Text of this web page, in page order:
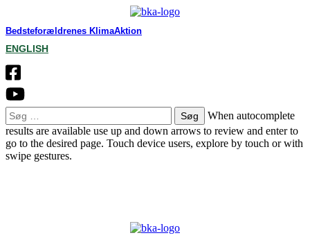
Bedsteforældrenes KlimaAktion
ENGLISH
Søg
efter:
When autocomplete
results are available use up and down arrows to review and enter to
go to the desired page. Touch device users, explore by touch or with
swipe gestures.